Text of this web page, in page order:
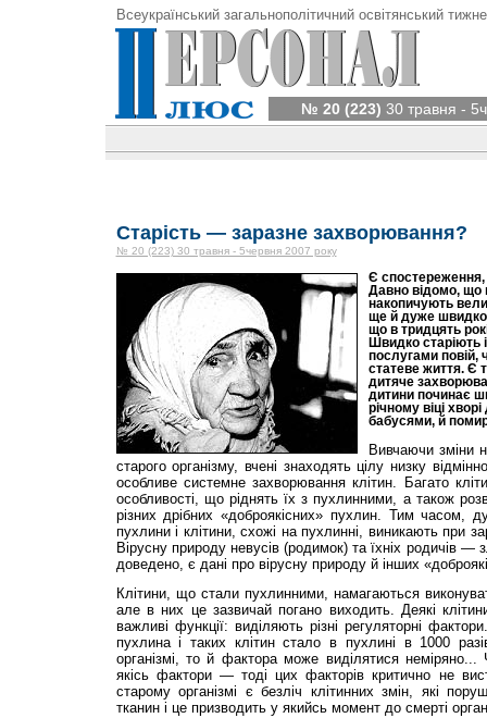
Всеукраїнський загальнополітичний освітянський
№ 20 (223) 30 травня -
Старість — заразне захворювання?
№ 20 (223) 30 травня - 5червня 2007 року
Є спостереження,
Давно відомо, що
накопичують
ще й дуже швидко
що в тридцять
Швидко старіють
послугами повій,
статеве життя. Є
дитяче
дитини починає
річному віці
бабусями, й
Вивчаючи зміни
старого організму, вчені знаходять цілу низку
особливе системне захворювання клітин. Багато
особливості, що ріднять їх з пухлинними, а також
різних дрібних «доброякісних» пухлин. Тим часом,
пухлини і клітини, схожі на пухлинні, виникають при
Вірусну природу невусів (родимок) та їхніх родичів
доведено, є дані про вірусну природу й інших
Клітини, що стали пухлинними, намагаються
але в них це зазвичай погано виходить. Деякі
важливі функції: виділяють різні регуляторні
пухлина і таких клітин стало в пухлині в 1000
організмі, то й фактора може виділятися неміряно...
якісь фактори — тоді цих факторів критично не
старому організмі є безліч клітинних змін, які
тканин і це призводить у якийсь момент до смерті